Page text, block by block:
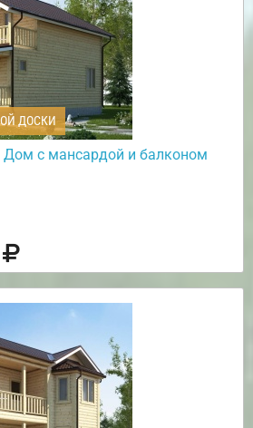
ДОСКИ
с мансардой и балконом